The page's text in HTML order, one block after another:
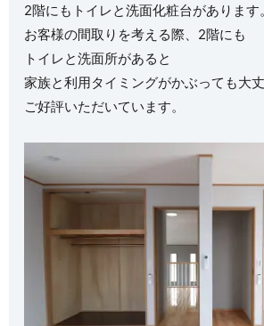
2階にもトイレと洗面化粧台があります。
お客様の間取りを考える際、2階にも
トイレと洗面所があると
家族と利用タイミングがかぶっても大
ご好評いただいています。